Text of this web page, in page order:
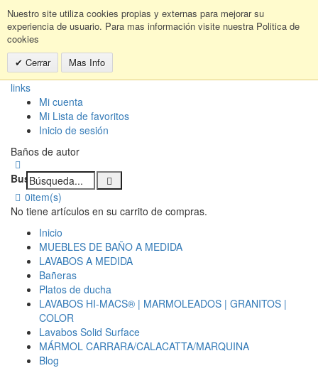
Nuestro site utiliza cookies propias y externas para mejorar su
experiencia de usuario. Para mas información visite nuestra Politica de
cookies
Cerrar
Mas Info
links
Mi cuenta
Mi Lista de favoritos
Inicio de sesión
Baños de autor
Buscar:
0item(s)
No tiene artículos en su carrito de compras.
Inicio
MUEBLES DE BAÑO A MEDIDA
LAVABOS A MEDIDA
Bañeras
Platos de ducha
LAVABOS HI-MACS® | MARMOLEADOS | GRANITOS |
COLOR
Lavabos Solid Surface
MÁRMOL CARRARA/CALACATTA/MARQUINA
Blog